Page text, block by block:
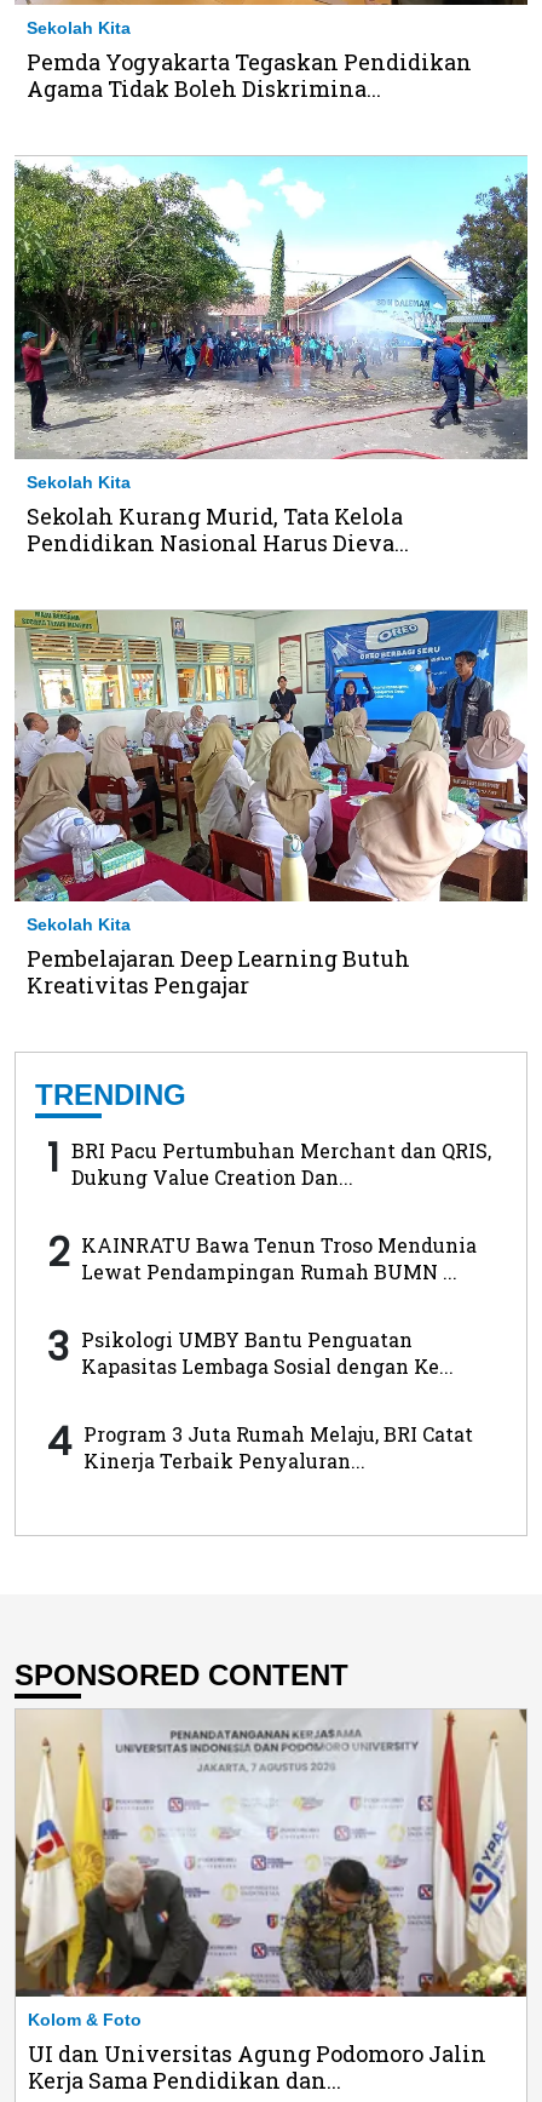
Sekolah Kita
Pemda Yogyakarta Tegaskan Pendidikan
Agama Tidak Boleh Diskrimina...
Sekolah Kita
Sekolah Kurang Murid, Tata Kelola
Pendidikan Nasional Harus Dieva...
Sekolah Kita
Pembelajaran Deep Learning Butuh
Kreativitas Pengajar
TRENDING
1 BRI Pacu Pertumbuhan Merchant dan QRIS,
Dukung Value Creation Dan...
2 KAINRATU Bawa Tenun Troso Mendunia
Lewat Pendampingan Rumah BUMN ...
3 Psikologi UMBY Bantu Penguatan
Kapasitas Lembaga Sosial dengan Ke...
4 Program 3 Juta Rumah Melaju, BRI Catat
Kinerja Terbaik Penyaluran...
SPONSORED CONTENT
Kolom & Foto
UI dan Universitas Agung Podomoro Jalin
Kerja Sama Pendidikan dan...